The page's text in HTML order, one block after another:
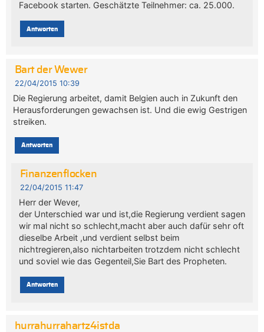
Facebook starten. Geschätzte Teilnehmer: ca. 25.000.
Antworten
Bart der Wewer
22/04/2015 10:39
Die Regierung arbeitet, damit Belgien auch in Zukunft den
Herausforderungen gewachsen ist. Und die ewig Gestrigen
streiken.
Antworten
Finanzenflocken
22/04/2015 11:47
Herr der Wever,
der Unterschied war und ist,die Regierung verdient sagen
wir mal nicht so schlecht,macht aber auch dafür sehr oft
dieselbe Arbeit ,und verdient selbst beim
nichtregieren,also nichtarbeiten trotzdem nicht schlecht
und soviel wie das Gegenteil,Sie Bart des Propheten.
Antworten
hurrahurrahartz4istda